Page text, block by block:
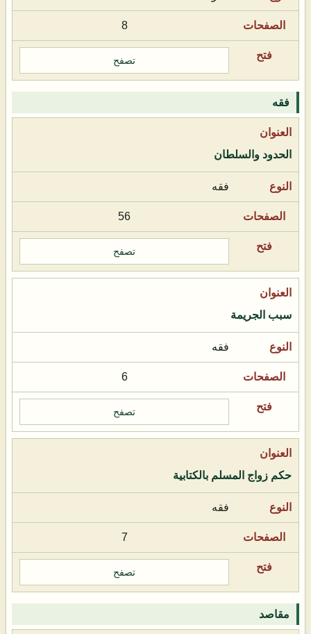
8
تصفح
فقه
الحدود والسلطان
فقه
56
تصفح
سبب الجريمة
فقه
6
تصفح
حكم زواج المسلم بالكتابية
فقه
7
تصفح
مقاصد